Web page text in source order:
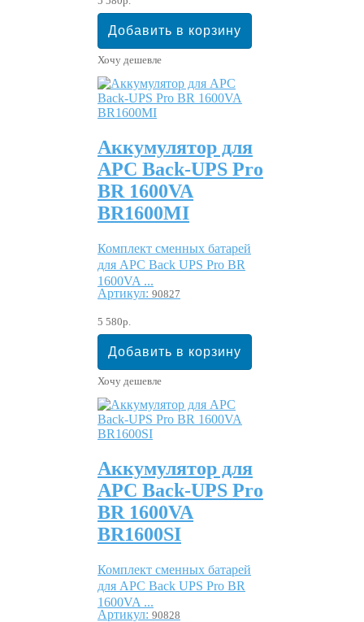
Хочу дешевле
Аккумулятор для
APC Back-UPS Pro
BR 1600VA
BR1600MI
Комплект сменных батарей
для APC Back UPS Pro BR
1600VA ...
Артикул: 90827
5 580р.
Хочу дешевле
Аккумулятор для
APC Back-UPS Pro
BR 1600VA
BR1600SI
Комплект сменных батарей
для APC Back UPS Pro BR
1600VA ...
Артикул: 90828